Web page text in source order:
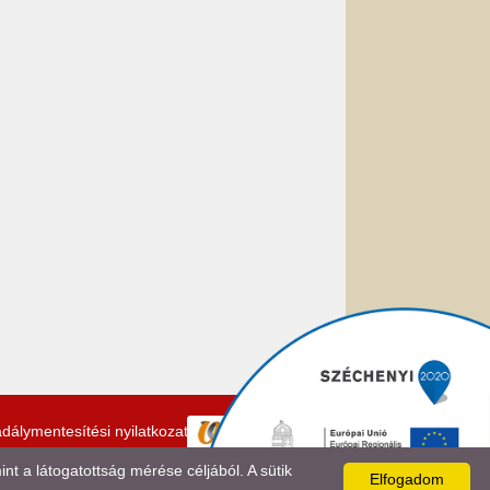
nyilatkozat
Elfogadom
a látogatottság mérése céljából. A sütik